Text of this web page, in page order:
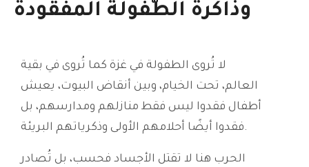
وذاكرة الطُّفولة المفقودة
لا تُروى الطفولة في غزة كما تُروى في بقية
العالم، تحت الخيام، وبين أنقاض البيوت، يعيش
أطفال فقدوا ليس فقط منازلهم ومدارسهم، بل
فقدوا أيضًا أحلامهم الأولى وذكرياتهم البريئة.
الحرب هنا لا تقتل الأجساد فحسب، بل تُصادر